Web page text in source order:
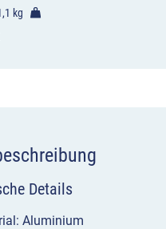
kg
Details
Aluminium